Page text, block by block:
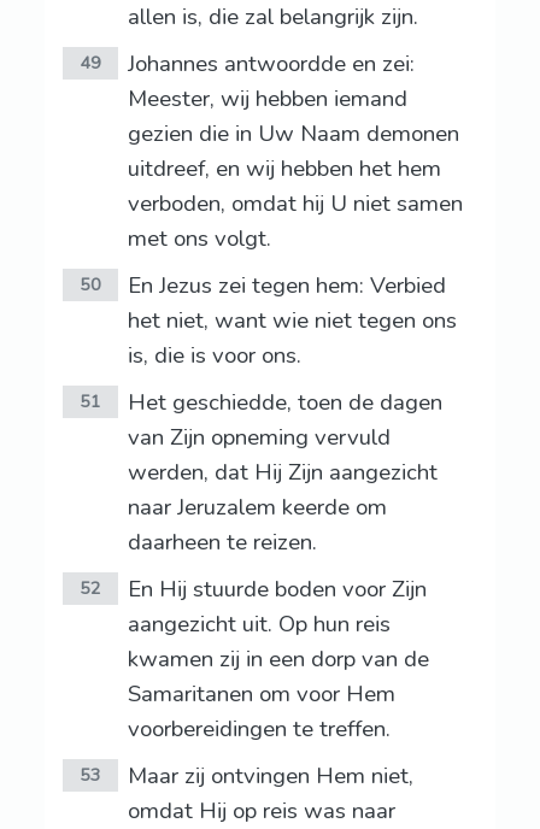
allen is, die zal belangrijk zijn.
49
Johannes antwoordde en zei:
Meester, wij hebben iemand
gezien die in Uw Naam demonen
uitdreef, en wij hebben het hem
verboden, omdat hij U niet samen
met ons volgt.
50
En Jezus zei tegen hem: Verbied
het niet, want wie niet tegen ons
is, die is voor ons.
51
Het geschiedde, toen de dagen
van Zijn opneming vervuld
werden, dat Hij Zijn aangezicht
naar Jeruzalem keerde om
daarheen te reizen.
52
En Hij stuurde boden voor Zijn
aangezicht uit. Op hun reis
kwamen zij in een dorp van de
Samaritanen om voor Hem
voorbereidingen te treffen.
53
Maar zij ontvingen Hem niet,
omdat Hij op reis was naar